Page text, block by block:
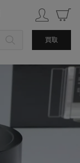
買取